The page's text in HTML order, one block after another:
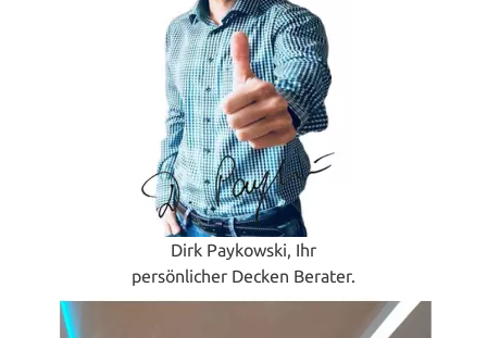
Dirk Paykowski, Ihr
persönlicher Decken Berater.